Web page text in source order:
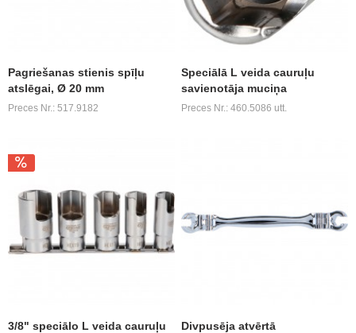
Pagriešanas stienis spīļu
atslēgai, Ø 20 mm
Preces Nr.: 517.9182
Speciālā L veida cauruļu
savienotāja muciņa
Preces Nr.: 460.5086 utt.
3/8" speciālo L veida cauruļu
Divpusēja atvērtā